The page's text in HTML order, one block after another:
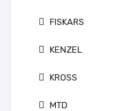
FISKARS
KENZEL
KROSS
MTD